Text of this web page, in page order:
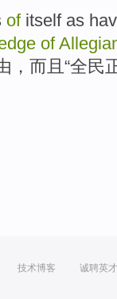
ofitself as
of
， 而且 “全民
技术博客 诚聘英才